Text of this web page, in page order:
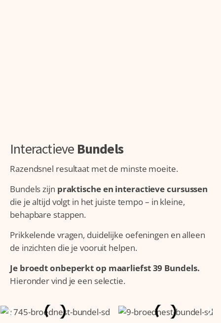
Interactieve Bundels
Razendsnel resultaat met de minste moeite.
Bundels zijn praktische en interactieve cursussen
die je altijd volgt in het juiste tempo – in kleine,
behapbare stappen.
Prikkelende vragen, duidelijke oefeningen en alleen
de inzichten die je vooruit helpen.
Je broedt onbeperkt op maarliefst 39 Bundels.
Hieronder vind je een selectie.